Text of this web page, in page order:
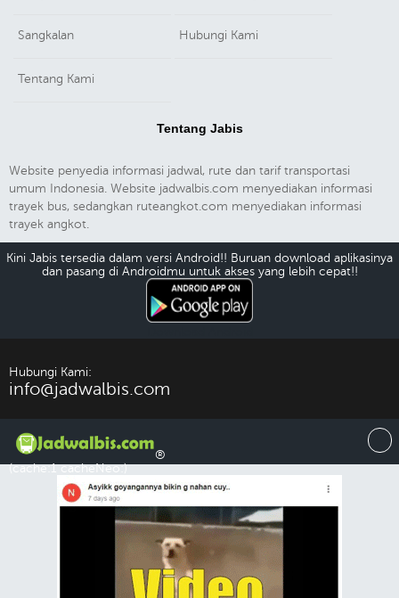
Sangkalan Hubungi Kami
Tentang Kami
Tentang Jabis
Website penyedia informasi jadwal, rute dan tarif transportasi
umum Indonesia. Website jadwalbis.com menyediakan informasi
trayek bus, sedangkan ruteangkot.com menyediakan informasi
trayek angkot.
Kini Jabis tersedia dalam versi Android!! Buruan download aplikasinya
dan pasang di Androidmu untuk akses yang lebih cepat!!
Hubungi Kami:
info@jadwalbis.com
®
(cache:1 cacheNeo:)